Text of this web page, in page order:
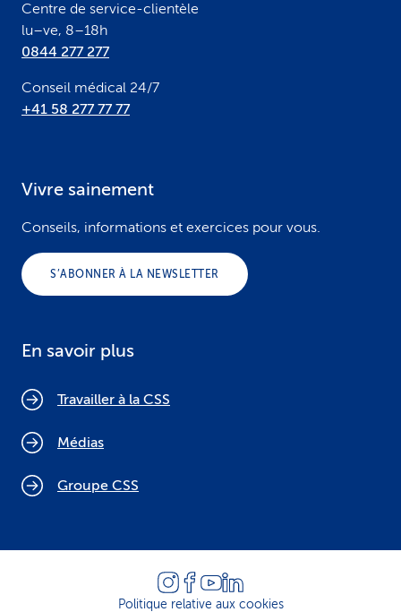
Centre de service-clientèle
lu–ve, 8–18h
0844 277 277
Conseil médical 24/7
+41 58 277 77 77
Vivre sainement
Conseils, informations et exercices pour vous.
S’ABONNER À LA NEWSLETTER
En savoir plus
Travailler à la CSS
Médias
Groupe CSS
Politique relative aux cookies